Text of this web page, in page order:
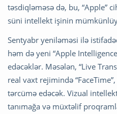
təsdiqləməsə də, bu, “Apple”
süni intellekt işinin
Sentyabr yeniləməsi ilə
həm də yeni “Apple
edəcəklər. Məsələn, “Live
real vaxt rejimində
tərcümə edəcək. Vizual
tanımağa və müxtəlif